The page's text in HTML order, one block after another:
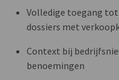
Volledige toegang
dossiers met
Context bij
benoemingen